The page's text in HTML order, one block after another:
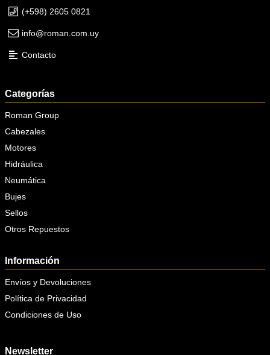
(+598) 2605 0821
info@roman.com.uy
Contacto
Categorías
Roman Group
Cabezales
Motores
Hidráulica
Neumática
Bujes
Sellos
Otros Repuestos
Información
Envíos y Devoluciones
Política de Privacidad
Condiciones de Uso
Newsletter